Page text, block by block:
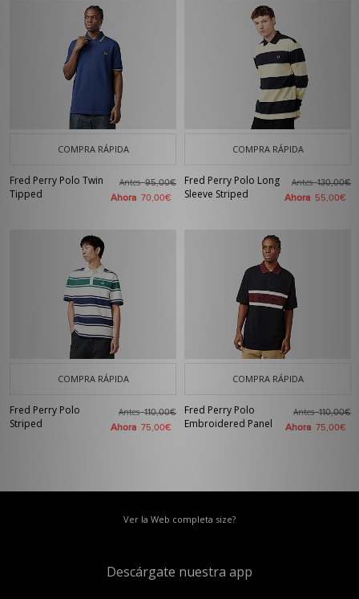
COMPRA RÁPIDA
Fred Perry Polo Twin
Tipped
Antes95,00€
Ahora 70,00€
COMPRA RÁPIDA
Fred Perry Polo Long
Sleeve Striped
Antes130,00€
Ahora 55,00€
COMPRA RÁPIDA
Fred Perry Polo
Striped
Antes110,00€
Ahora 75,00€
COMPRA RÁPIDA
Fred Perry Polo
Embroidered Panel
Antes110,00€
Ahora 75,00€
Ver la Web completa size?
Descárgate nuestra app